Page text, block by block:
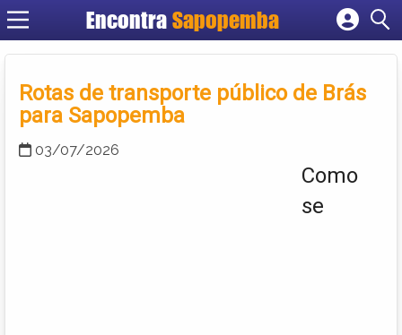
Encontra Sapopemba
Cadastrar empresa
Criar conta
Rotas de transporte público de Brás
para Sapopemba
03/07/2026
Como
se